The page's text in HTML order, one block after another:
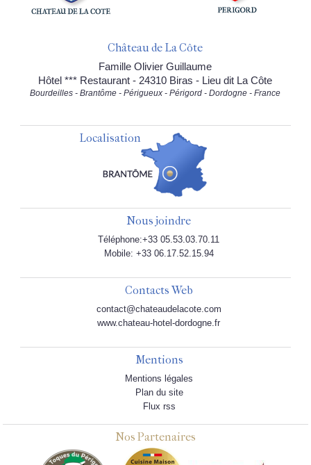
Château de La Côte
Famille Olivier Guillaume
Hôtel *** Restaurant - 24310 Biras - Lieu dit La Côte
Bourdeilles - Brantôme - Périgueux - Périgord - Dordogne - France
Localisation
Nous joindre
Téléphone:+33 05.53.03.70.11
Mobile: +33 06.17.52.15.94
Contacts Web
contact@chateaudelacote.com
www.chateau-hotel-dordogne.fr
Mentions
Mentions légales
Plan du site
Flux rss
Nos Partenaires